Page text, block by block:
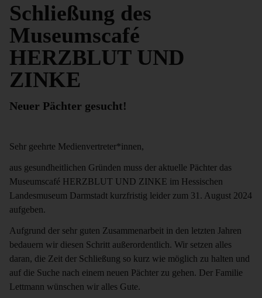
Schließung des
Museumscafé
HERZBLUT UND
ZINKE
Neuer Pächter gesucht!
Sehr geehrte Medienvertreter*innen,
aus gesundheitlichen Gründen muss der aktuelle Pächter das
Museumscafé HERZBLUT UND ZINKE im Hessischen
Landesmuseum Darmstadt kurzfristig leider zum 31. August 2024
aufgeben.
Aufgrund der sehr guten Zusammenarbeit in den letzten Jahren
bedauern wir diesen Schritt außerordentlich. Wir setzen alles
daran, die Zeit der Schließung so kurz wie möglich zu halten und
auf die Suche nach einem neuen Pächter zu gehen. Der Familie
Lettmann wünschen wir alles Gute.